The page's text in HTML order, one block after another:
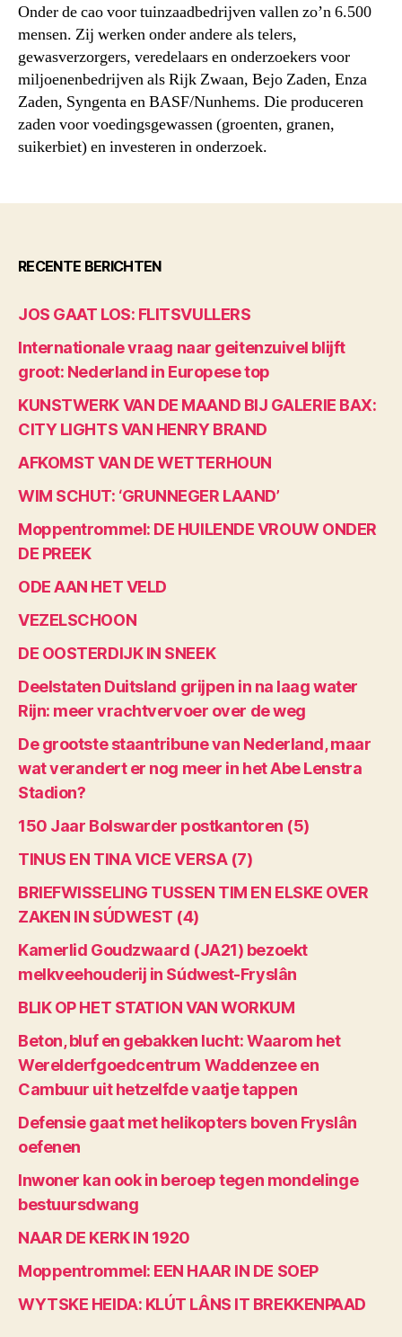
Onder de cao voor tuinzaadbedrijven vallen zo’n 6.500
mensen. Zij werken onder andere als telers,
gewasverzorgers, veredelaars en onderzoekers voor
miljoenenbedrijven als Rijk Zwaan, Bejo Zaden, Enza
Zaden, Syngenta en BASF/Nunhems. Die produceren
zaden voor voedingsgewassen (groenten, granen,
suikerbiet) en investeren in onderzoek.
RECENTE BERICHTEN
JOS GAAT LOS: FLITSVULLERS
Internationale vraag naar geitenzuivel blijft
groot: Nederland in Europese top
KUNSTWERK VAN DE MAAND BIJ GALERIE BAX:
CITY LIGHTS VAN HENRY BRAND
AFKOMST VAN DE WETTERHOUN
WIM SCHUT: ‘GRUNNEGER LAAND’
Moppentrommel: DE HUILENDE VROUW ONDER
DE PREEK
ODE AAN HET VELD
VEZELSCHOON
DE OOSTERDIJK IN SNEEK
Deelstaten Duitsland grijpen in na laag water
Rijn: meer vrachtvervoer over de weg
De grootste staantribune van Nederland, maar
wat verandert er nog meer in het Abe Lenstra
Stadion?
150 Jaar Bolswarder postkantoren (5)
TINUS EN TINA VICE VERSA (7)
BRIEFWISSELING TUSSEN TIM EN ELSKE OVER
ZAKEN IN SÚDWEST (4)
Kamerlid Goudzwaard (JA21) bezoekt
melkveehouderij in Súdwest-Fryslân
BLIK OP HET STATION VAN WORKUM
Beton, bluf en gebakken lucht: Waarom het
Werelderfgoedcentrum Waddenzee en
Cambuur uit hetzelfde vaatje tappen
Defensie gaat met helikopters boven Fryslân
oefenen
Inwoner kan ook in beroep tegen mondelinge
bestuursdwang
NAAR DE KERK IN 1920
Moppentrommel: EEN HAAR IN DE SOEP
WYTSKE HEIDA: KLÚT LÂNS IT BREKKENPAAD